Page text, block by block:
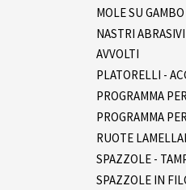
MOLE SU
NASTRI
AVVOLTI
PLATORELLI -
PROGRAMMA
PROGRAMMA
RUOTE
SPAZZOLE -
SPAZZOLE IN